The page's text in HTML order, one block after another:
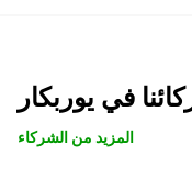
في يوربكار
المزيد من الشركاء